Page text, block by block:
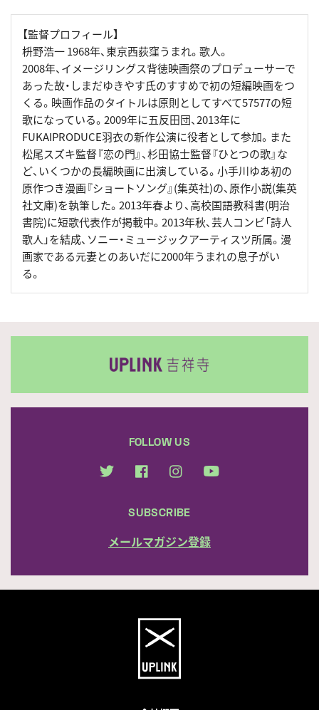
【監督プロフィール】
枡野浩一 1968年、東京西荻窪うまれ。歌人。
2008年、イメージリングス背徳映画祭のプロデューサーで
あった故・しまだゆきやす氏のすすめで初の短編映画をつ
くる。映画作品のタイトルは原則としてすべて57577の短
歌になっている。2009年に五反田団、2013年に
FUKAIPRODUCE羽衣の新作公演に役者として参加。また
松尾スズキ監督『恋の門』、杉田協士監督『ひとつの歌』な
ど、いくつかの長編映画に出演している。小手川ゆあ初の
原作つき漫画『ショートソング』(集英社)の、原作小説(集英
社文庫)を執筆した。2013年春より、高校国語教科書(明治
書院)に短歌代表作が掲載中。2013年秋、芸人コンビ「詩人
歌人」を結成、ソニー・ミュージックアーティスツ所属。漫
画家である元妻とのあいだに2000年うまれの息子がい
る。
FOLLOW US
SUBSCRIBE
メールマガジン登録